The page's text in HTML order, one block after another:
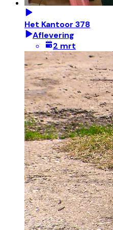
Het Kantoor 378
Aflevering
2 mrt